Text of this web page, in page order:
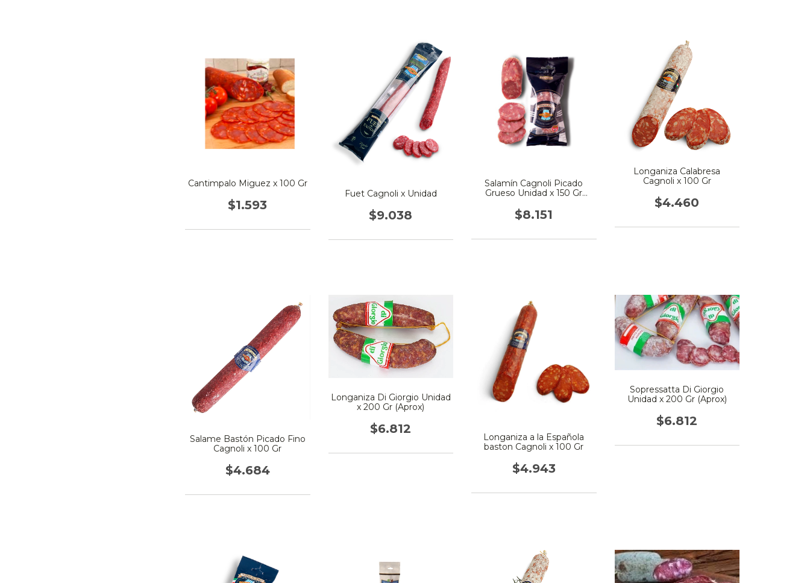
Cantimpalo Miguez x 100 Gr
$1.593
Fuet Cagnoli x Unidad
$9.038
Salamín Cagnoli Picado
Grueso Unidad x 150 Gr
$8.151
Longaniza Calabresa
Cagnoli x 100 Gr
$4.460
Salame Bastón Picado Fino
Cagnoli x 100 Gr
$4.684
Longaniza Di Giorgio Unidad
x 200 Gr (Aprox)
$6.812
Longaniza a la Española
baston Cagnoli x 100 Gr
$4.943
Sopressatta Di Giorgio
Unidad x 200 Gr (Aprox)
$6.812